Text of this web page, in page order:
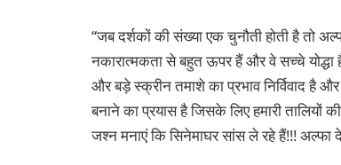
“जब दर्शकों की संख्या एक चुनौती होती है तो
नकारात्मकता से बहुत ऊपर हैं और वे सच्चे
और बड़े स्क्रीन तमाशे का प्रभाव निर्विवाद
बनाने का प्रयास है जिसके लिए हमारी
जश्न मनाएं कि सिनेमाघर सांस ले रहे हैं!!!